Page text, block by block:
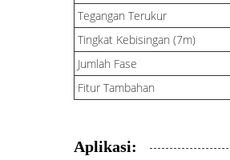
Tegangan Terukur
Tingkat Kebisingan (7m)
Jumlah Fase
Fitur Tambahan
Aplikasi: